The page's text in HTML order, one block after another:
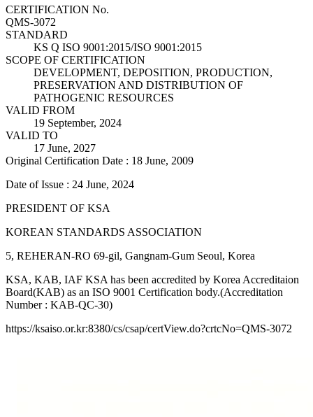
CERTIFICATION No.
QMS-3072
STANDARD
KS Q ISO 9001:2015/ISO 9001:2015
SCOPE OF CERTIFICATION
DEVELOPMENT, DEPOSITION, PRODUCTION,
PRESERVATION AND DISTRIBUTION OF
PATHOGENIC RESOURCES
VALID FROM
19 September, 2024
VALID TO
17 June, 2027
Original Certification Date : 18 June, 2009
Date of Issue : 24 June, 2024
PRESIDENT OF KSA
KOREAN STANDARDS ASSOCIATION
5, REHERAN-RO 69-gil, Gangnam-Gum Seoul, Korea
KSA, KAB, IAF KSA has been accredited by Korea Accreditaion
Board(KAB) as an ISO 9001 Certification body.(Accreditation
Number : KAB-QC-30)
https://ksaiso.or.kr:8380/cs/csap/certView.do?crtcNo=QMS-3072